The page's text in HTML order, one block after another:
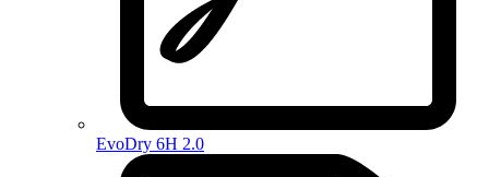
EvoDry 6H 2.0